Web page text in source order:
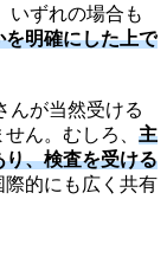
いずれの場合も
明確にした上で
んが当然受ける
ん。むしろ、 主
、検査を受ける
際的にも広く共有